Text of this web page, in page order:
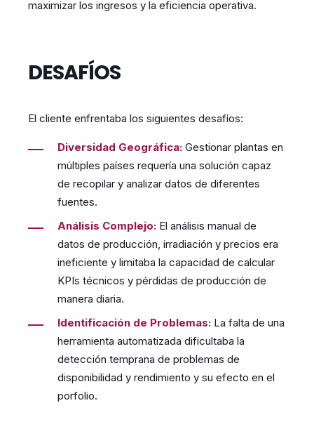
maximizar los ingresos y la eficiencia operativa.
DESAFÍOS
El cliente enfrentaba los siguientes desafíos:
Diversidad Geográfica: Gestionar plantas en
múltiples países requería una solución capaz
de recopilar y analizar datos de diferentes
fuentes.
Análisis Complejo: El análisis manual de
datos de producción, irradiación y precios era
ineficiente y limitaba la capacidad de calcular
KPIs técnicos y pérdidas de producción de
manera diaria.
Identificación de Problemas: La falta de una
herramienta automatizada dificultaba la
detección temprana de problemas de
disponibilidad y rendimiento y su efecto en el
porfolio.